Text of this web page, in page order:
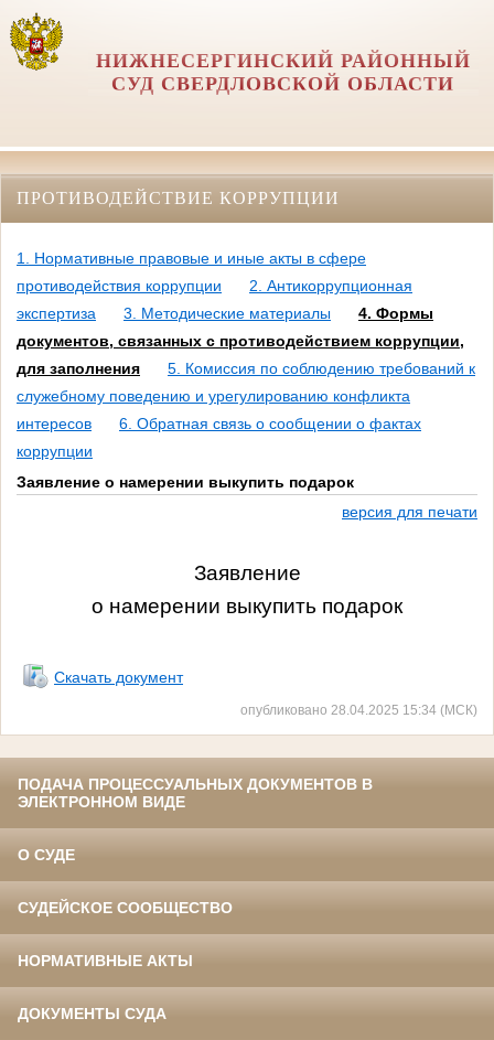
НИЖНЕСЕРГИНСКИЙ РАЙОННЫЙ
СУД СВЕРДЛОВСКОЙ ОБЛАСТИ
ПРОТИВОДЕЙСТВИЕ КОРРУПЦИИ
1. Нормативные правовые и иные акты в сфере
противодействия коррупции
2. Антикоррупционная
экспертиза
3. Методические материалы
4. Формы
документов, связанных с противодействием коррупции,
для заполнения
5. Комиссия по соблюдению требований к
служебному поведению и урегулированию конфликта
интересов
6. Обратная связь о сообщении о фактах
коррупции
Заявление о намерении выкупить подарок
версия для печати
Заявление
о намерении выкупить подарок
Скачать документ
опубликовано 28.04.2025 15:34 (МСК)
ПОДАЧА ПРОЦЕССУАЛЬНЫХ ДОКУМЕНТОВ В
ЭЛЕКТРОННОМ ВИДЕ
О СУДЕ
СУДЕЙСКОЕ СООБЩЕСТВО
НОРМАТИВНЫЕ АКТЫ
ДОКУМЕНТЫ СУДА